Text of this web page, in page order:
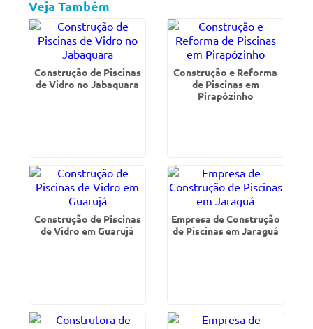
Veja Também
Construção de Piscinas
de Vidro no Jabaquara
Construção e Reforma
de Piscinas em
Pirapózinho
Construção de Piscinas
de Vidro em Guarujá
Empresa de Construção
de Piscinas em Jaraguá